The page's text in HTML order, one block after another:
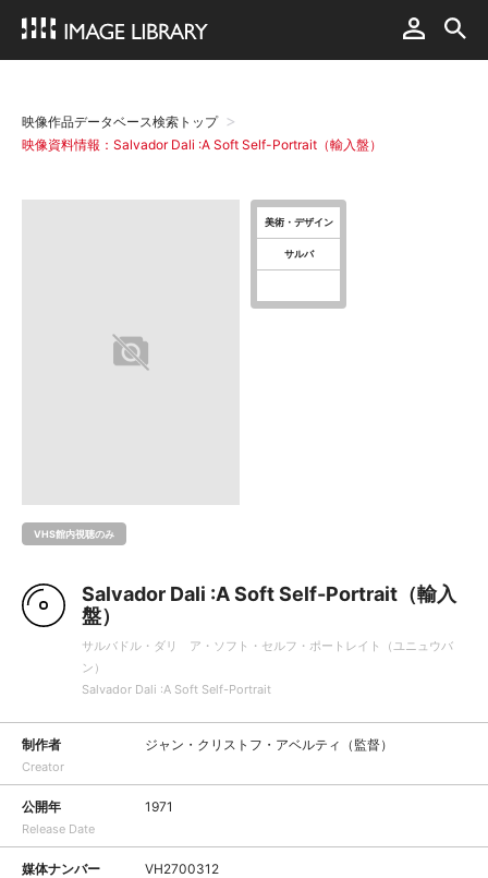
映像作品データベース検索トップ
映像資料情報：Salvador Dali :A Soft Self-Portrait（輸入盤）
VHS館内視聴のみ
美術・デザイン
サルバ
Salvador Dali :A Soft Self-Portrait（輸入
盤）
サルバドル・ダリ ア・ソフト・セルフ・ポートレイト（ユニュウバ
ン）
Salvador Dali :A Soft Self-Portrait
制作者
Creator
ジャン・クリストフ・アベルティ（監督）
公開年
Release Date
1971
媒体ナンバー VH2700312